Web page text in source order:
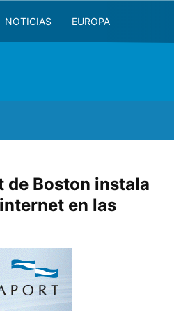
NOTICIAS EUROPA
de Boston instala
en las